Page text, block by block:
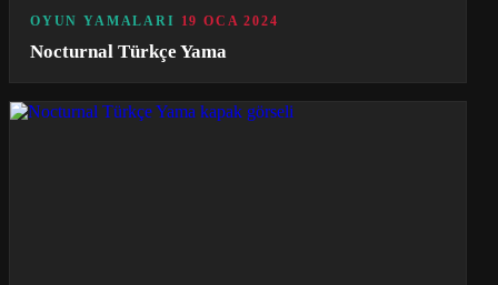
OYUN YAMALARI 19 OCA 2024
Nocturnal Türkçe Yama